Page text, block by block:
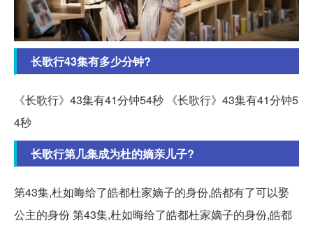
长歌行43集有多少分钟?
《长歌行》43集有41分钟54秒 《长歌行》43集有41分钟5
4秒
长歌行第几集成为杜的嫡亲儿子?
第43集,杜如晦给了皓都杜家嫡子的身份,皓都有了可以娶
公主的身份 第43集,杜如晦给了皓都杜家嫡子的身份,皓都